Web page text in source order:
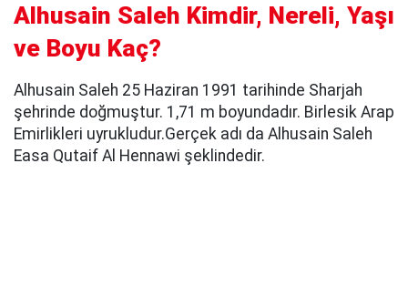
Alhusain Saleh Kimdir, Nereli, Yaşı
ve Boyu Kaç?
Alhusain Saleh 25 Haziran 1991 tarihinde Sharjah
şehrinde doğmuştur. 1,71 m boyundadır. Birlesik Arap
Emirlikleri uyrukludur.Gerçek adı da Alhusain Saleh
Easa Qutaif Al Hennawi şeklindedir.